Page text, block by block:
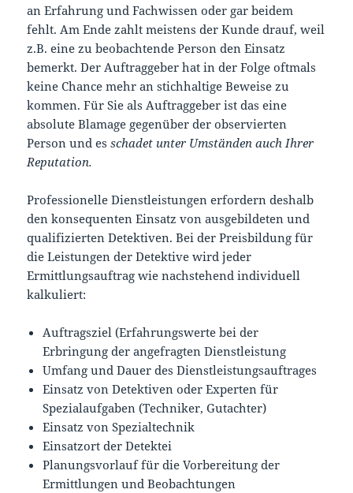
an Erfahrung und Fachwissen oder gar beidem
fehlt. Am Ende zahlt meistens der Kunde drauf, weil
z.B. eine zu beobachtende Person den Einsatz
bemerkt. Der Auftraggeber hat in der Folge oftmals
keine Chance mehr an stichhaltige Beweise zu
kommen. Für Sie als Auftraggeber ist das eine
absolute Blamage gegenüber der observierten
Person und esschadet unter Umständen auch Ihrer
Reputation.
Professionelle Dienstleistungen erfordern deshalb
den konsequenten Einsatz von ausgebildeten und
qualifizierten Detektiven. Bei der Preisbildung für
die Leistungen der Detektive wird jeder
Ermittlungsauftrag wie nachstehend individuell
kalkuliert:
Auftragsziel (Erfahrungswerte bei der
Erbringung der angefragten Dienstleistung
Umfang und Dauer des Dienstleistungsauftrages
Einsatz von Detektiven oder Experten für
Spezialaufgaben (Techniker, Gutachter)
Einsatz von Spezialtechnik
Einsatzort der Detektei
Planungsvorlauf für die Vorbereitung der
Ermittlungen und Beobachtungen